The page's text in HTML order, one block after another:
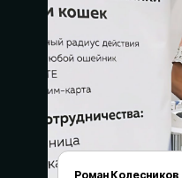
Роман Колесников,